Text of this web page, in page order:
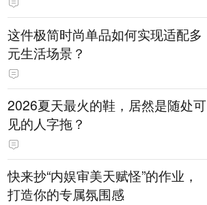
这件极简时尚单品如何实现适配多
元生活场景？
2026夏天最火的鞋，居然是随处可
见的人字拖？
快来抄“内娱审美天赋怪”的作业，
打造你的专属氛围感